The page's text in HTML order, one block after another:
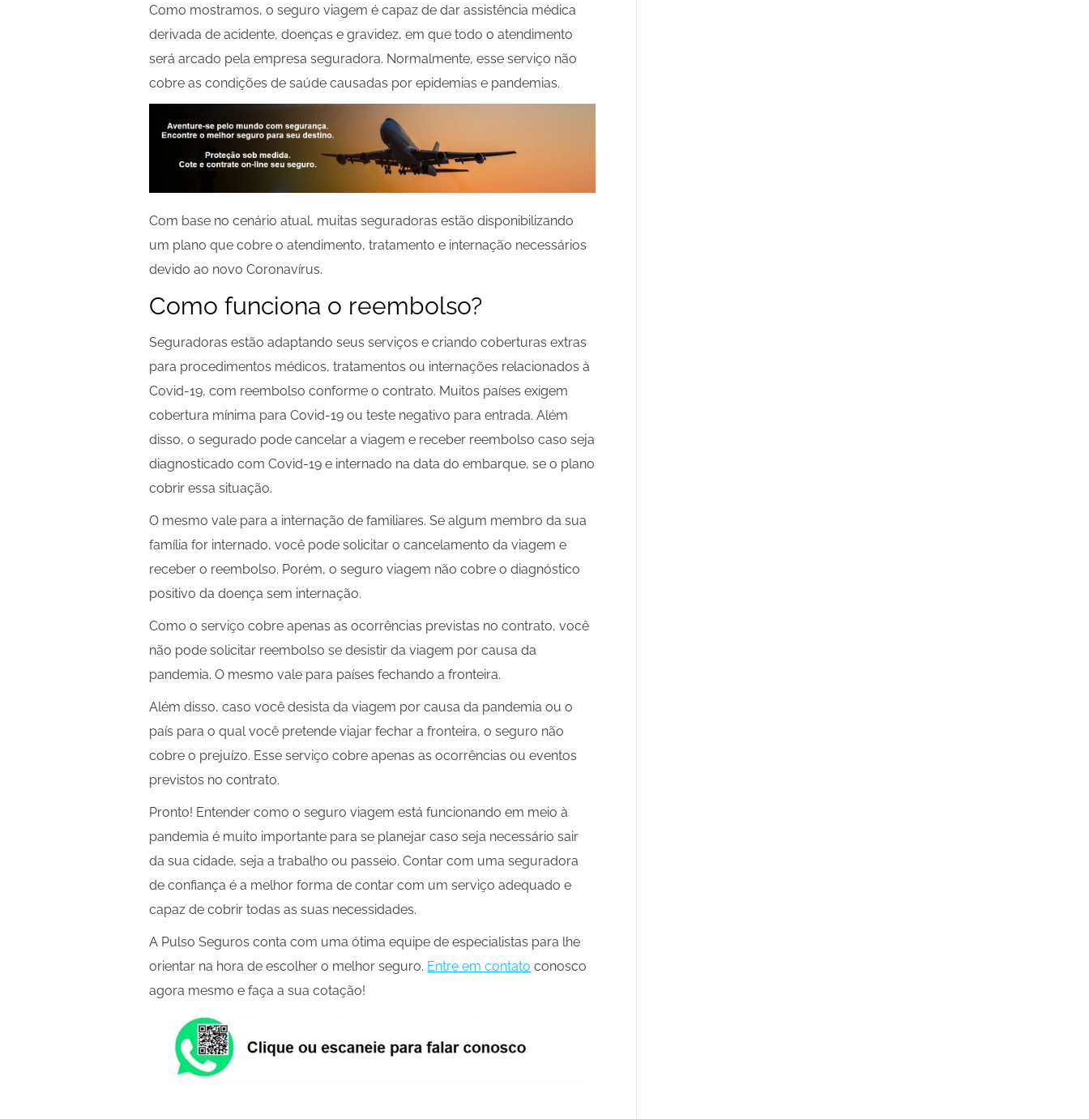
Como mostramos, o seguro viagem é capaz de dar assistência médica
derivada de acidente, doenças e gravidez, em que todo o atendimento
será arcado pela empresa seguradora. Normalmente, esse serviço não
cobre as condições de saúde causadas por epidemias e pandemias.
Com base no cenário atual, muitas seguradoras estão disponibilizando
um plano que cobre o atendimento, tratamento e internação necessários
devido ao novo Coronavírus.
Como funciona o reembolso?
Seguradoras estão adaptando seus serviços e criando coberturas extras
para procedimentos médicos, tratamentos ou internações relacionados à
Covid-19, com reembolso conforme o contrato. Muitos países exigem
cobertura mínima para Covid-19 ou teste negativo para entrada. Além
disso, o segurado pode cancelar a viagem e receber reembolso caso seja
diagnosticado com Covid-19 e internado na data do embarque, se o plano
cobrir essa situação.
O mesmo vale para a internação de familiares. Se algum membro da sua
família for internado, você pode solicitar o cancelamento da viagem e
receber o reembolso. Porém, o seguro viagem não cobre o diagnóstico
positivo da doença sem internação.
Como o serviço cobre apenas as ocorrências previstas no contrato, você
não pode solicitar reembolso se desistir da viagem por causa da
pandemia. O mesmo vale para países fechando a fronteira.
Além disso, caso você desista da viagem por causa da pandemia ou o
país para o qual você pretende viajar fechar a fronteira, o seguro não
cobre o prejuízo. Esse serviço cobre apenas as ocorrências ou eventos
previstos no contrato.
Pronto! Entender como o seguro viagem está funcionando em meio à
pandemia é muito importante para se planejar caso seja necessário sair
da sua cidade, seja a trabalho ou passeio. Contar com uma seguradora
de confiança é a melhor forma de contar com um serviço adequado e
capaz de cobrir todas as suas necessidades.
A Pulso Seguros conta com uma ótima equipe de especialistas para lhe
orientar na hora de escolher o melhor seguro. Entre em contato conosco
agora mesmo e faça a sua cotação!